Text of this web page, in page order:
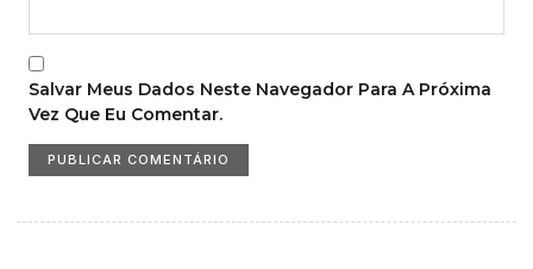
Salvar Meus Dados Neste Navegador Para A Próxima
Vez Que Eu Comentar.